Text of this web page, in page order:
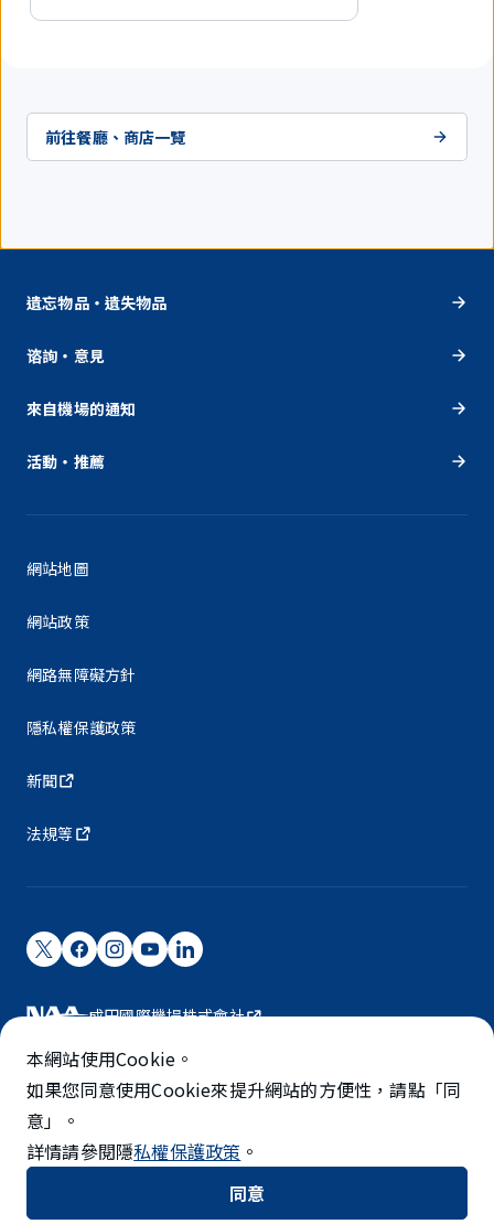
前往餐廳、商店一覽
遺忘物品・遺失物品
谘詢・意見
來自機場的通知
活動・推薦
網站地圖
網站政策
網路無障礙方針
隱私權保護政策
新聞
法規等
成田國際機場株式會社
成田國際機場由NAA營運。
©NARITA INTERNATIONAL AIRPORT CORPORATION
5-STAR AIRPORT
本網站使用Cookie。
如果您同意使用Cookie來提升網站的方便性，請點「同
意」。
詳情請參閱隱私權保護政策 。
同意